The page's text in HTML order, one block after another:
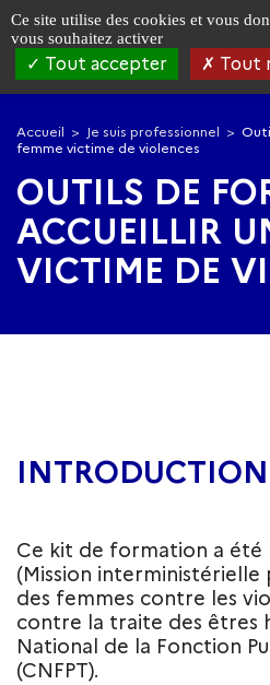
contenu
Accueil Je suis professionnel
femme victime de violences
OUTILS DE
ACCUEILLIR
VICTIME DE
INTRODUCTION
Ce kit de formation a été
(Mission
des femmes contre les
contre la traite des êtres
National de la Fonction
(CNFPT).
Panneau de gestion des cookies
Ce site utilise des cookies et vous
vous souhaitez activer
Tout accepter Tout